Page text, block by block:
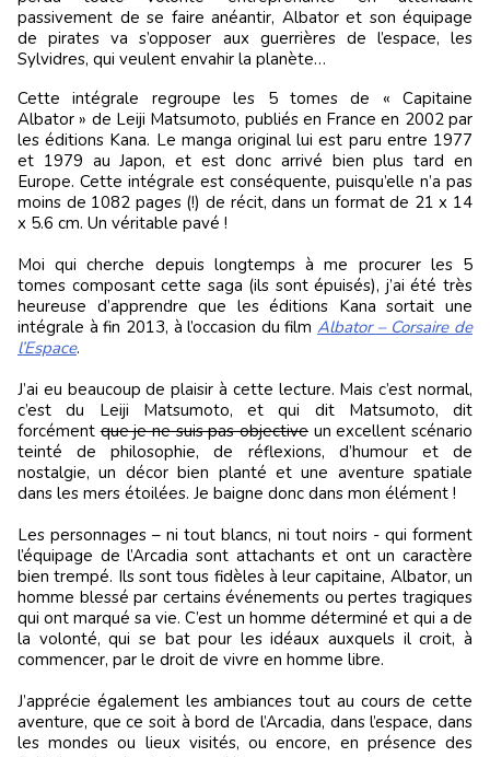
passivement de se faire anéantir, Albator et son équipage
de pirates va s’opposer aux guerrières de l’espace, les
Sylvidres, qui veulent envahir la planète…
Cette intégrale regroupe les 5 tomes de « Capitaine
Albator » de Leiji Matsumoto, publiés en France en 2002 par
les éditions Kana. Le manga original lui est paru entre 1977
et 1979 au Japon, et est donc arrivé bien plus tard en
Europe. Cette intégrale est conséquente, puisqu’elle n’a pas
moins de 1082 pages (!) de récit, dans un format de 21 x 14
x 5.6 cm. Un véritable pavé !
Moi qui cherche depuis longtemps à me procurer les 5
tomes composant cette saga (ils sont épuisés), j’ai été très
heureuse d’apprendre que les éditions Kana sortait une
intégrale à fin 2013, à l’occasion du filmAlbator – Corsaire de
l’Espace.
J’ai eu beaucoup de plaisir à cette lecture. Mais c’est normal,
c’est du Leiji Matsumoto, et qui dit Matsumoto, dit
forcémentque je ne suis pas objective un excellent scénario
teinté de philosophie, de réflexions, d’humour et de
nostalgie, un décor bien planté et une aventure spatiale
dans les mers étoilées. Je baigne donc dans mon élément !
Les personnages – ni tout blancs, ni tout noirs - qui forment
l’équipage de l’Arcadia sont attachants et ont un caractère
bien trempé. Ils sont tous fidèles à leur capitaine, Albator, un
homme blessé par certains événements ou pertes tragiques
qui ont marqué sa vie. C’est un homme déterminé et qui a de
la volonté, qui se bat pour les idéaux auxquels il croit, à
commencer, par le droit de vivre en homme libre.
J’apprécie également les ambiances tout au cours de cette
aventure, que ce soit à bord de l’Arcadia, dans l’espace, dans
les mondes ou lieux visités, ou encore, en présence des